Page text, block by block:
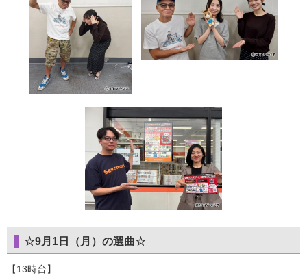
☆9月1日（月）の選曲☆
【13時台】